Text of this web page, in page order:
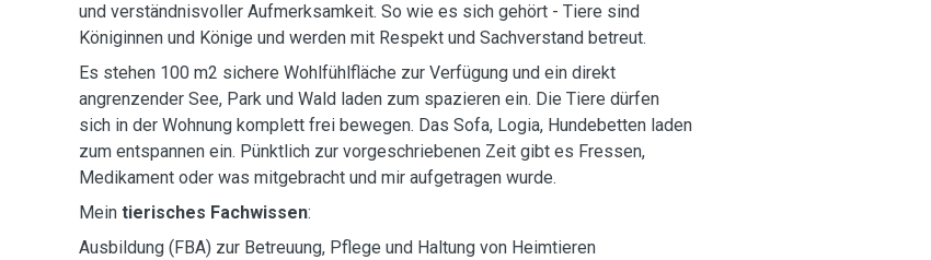
und verständnisvoller Aufmerksamkeit. So wie es sich gehört - Tiere sind
Königinnen und Könige und werden mit Respekt und Sachverstand betreut.
Es stehen 100 m2 sichere Wohlfühlfläche zur Verfügung und ein direkt
angrenzender See, Park und Wald laden zum spazieren ein. Die Tiere dürfen
sich in der Wohnung komplett frei bewegen. Das Sofa, Logia, Hundebetten laden
zum entspannen ein. Pünktlich zur vorgeschriebenen Zeit gibt es Fressen,
Medikament oder was mitgebracht und mir aufgetragen wurde.
Mein tierisches Fachwissen:
Ausbildung (FBA) zur Betreuung, Pflege und Haltung von Heimtieren